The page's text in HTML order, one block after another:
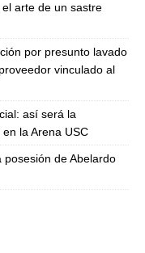
arte de un sastre
por presunto lavado
vinculado al
así será la
la Arena USC
de Abelardo